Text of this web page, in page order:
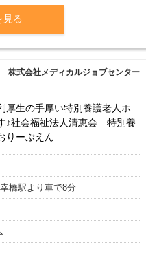
見る
株式会社メディカルジョブセンター
厚生の手厚い特別養護老人ホ
♪社会福祉法人清恵会 特別養
りーぶえん
橋駅より車で8分